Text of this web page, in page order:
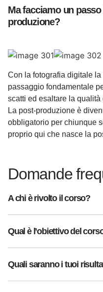
Ma facciamo un
produzione?
Con la fotografia digitale
passaggio fondamentale
scatti ed esaltare la
La post-produzione è
obbligatorio per chiunque
proprio qui che nasce la
Domande
A chi è rivolto il corso?
Qual è l’obiettivo del
Quali saranno i tuoi